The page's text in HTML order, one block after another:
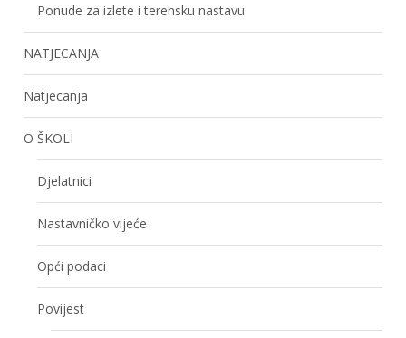
Ponude za izlete i terensku nastavu
NATJECANJA
Natjecanja
O ŠKOLI
Djelatnici
Nastavničko vijeće
Opći podaci
Povijest